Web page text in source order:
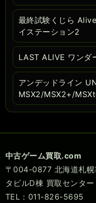
最終試験くじら
イステーション2
LAST ALIVE ワンダ
アンデッドライン
MSX2/MSX2+/
中古ゲーム買取.com
〒004-0877 北海道札
タビルD棟 買取センター
TEL：011-826-5695